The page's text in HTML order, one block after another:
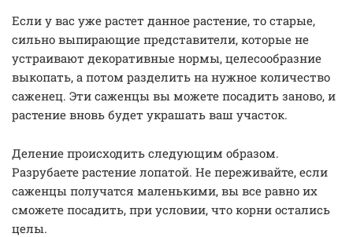
Если у вас уже растет данное растение, то старые,
сильно выпирающие представители, которые не
устраивают декоративные нормы, целесообразние
выкопать, а потом разделить на нужное количество
саженец. Эти саженцы вы можете посадить заново, и
растение вновь будет украшать ваш участок.
Деление происходить следующим образом.
Разрубаете растение лопатой. Не переживайте, если
саженцы получатся маленькими, вы все равно их
сможете посадить, при условии, что корни остались
целы.